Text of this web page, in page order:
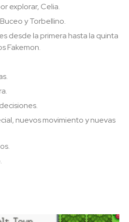
explorar, Celia.
y Torbellino.
desde la primera hasta la quinta
Fakemon.
nuevos movimiento y nuevas